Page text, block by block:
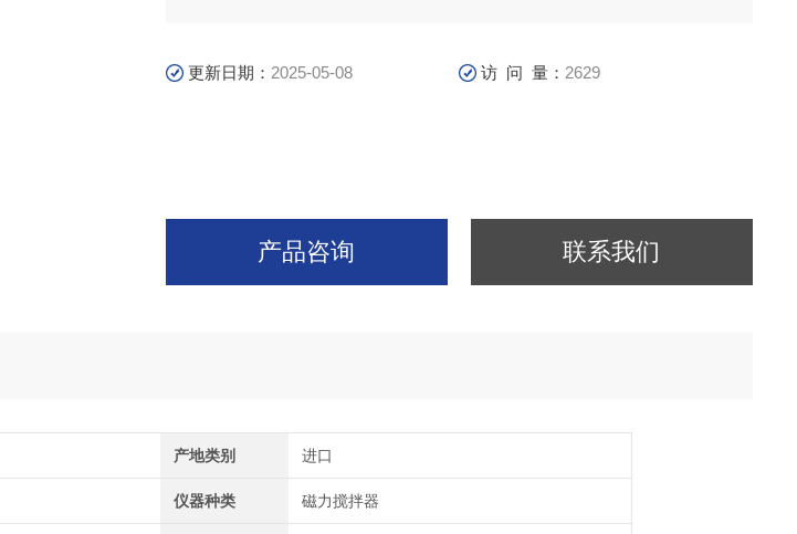
更新日期： 2025-05-08 访 问 量： 2629
产品咨询 联系我们
产地类别 进口
仪器种类 磁力搅拌器